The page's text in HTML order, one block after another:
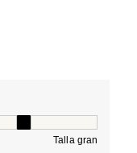
Talla gran